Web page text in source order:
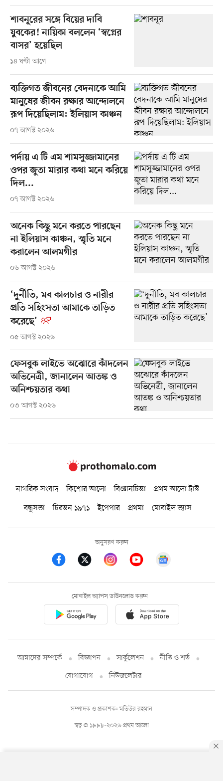
শাবনূরের সঙ্গে বিয়ের দাবি
যুবকের! নায়িকা বললেন ‘স্বপ্নের
বাসর’ হয়েছিল
১৪ ঘণ্টা আগে
ব্যক্তিগত জীবনের বেদনাকে আমি
মানুষের জীবন রক্ষার আন্দোলনে
রূপ দিয়েছিলাম: ইলিয়াস কাঞ্চন
০৭ আগস্ট ২০২৬
পর্দায় এ টি এম শামসুজ্জামানের
ওপর জুতা মারার কথা মনে করিয়ে
দিল...
০৭ আগস্ট ২০২৬
অনেক কিছু মনে করতে পারছেন
না ইলিয়াস কাঞ্চন, স্মৃতি মনে
করালেন আলমগীর
০৬ আগস্ট ২০২৬
‘দুর্নীতি, মব কালচার ও নারীর
প্রতি সহিংসতা আমাকে তাড়িত
করেছে’
০৫ আগস্ট ২০২৬
ফেসবুক লাইভে অঝোরে কাঁদলেন
অভিনেত্রী, জানালেন আতঙ্ক ও
অনিশ্চয়তার কথা
০৩ আগস্ট ২০২৬
নাগরিক সংবাদ কিশোর আলো বিজ্ঞানচিন্তা
প্রথম আলো ট্রাস্ট
বন্ধুসভা
চিরন্তন ১৯৭১ ইপেপার প্রথমা মোবাইল ভ্যাস
অনুসরণ করুন
মোবাইল অ্যাপস ডাউনলোড করুন
আমাদের সম্পর্কে বিজ্ঞাপন সার্কুলেশন
নীতি ও শর্ত
যোগাযোগ
নিউজলেটার
স্বত্ব © ১৯৯৮-২০২৬ প্রথম আলো
সম্পাদক ও প্রকাশক: মতিউর রহমান